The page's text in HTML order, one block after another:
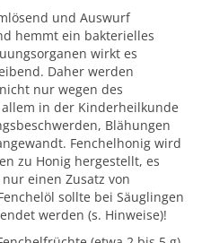
und Auswurf
hemmt ein bakterielles
wirkt es
Daher werden
nur wegen des
in der Kinderheilkunde
Blähungen
Fenchelhonig wird
zu Honig hergestellt, es
einen Zusatz von
sollte bei Säuglingen
werden (s. Hinweise)!